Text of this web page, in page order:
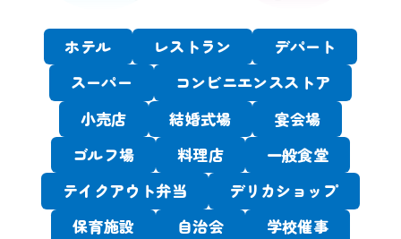
ホテル レストラン
デパート
スーパー
コンビニエンスストア
小売店
結婚式場
宴会場
ゴルフ場
料理店
一般食堂
テイクアウト弁当
デリカショップ
保育施設
自治会
学校催事